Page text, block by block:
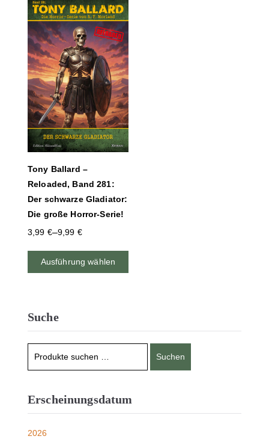
Tony Ballard –
Reloaded, Band 281:
Der schwarze Gladiator:
Die große Horror-Serie!
3,99 €–9,99 €
Ausführung wählen
Suche
Suchen
Erscheinungsdatum
2026